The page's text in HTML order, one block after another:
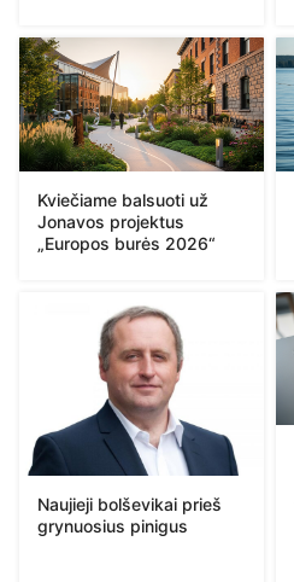
Kviečiame balsuoti už
Jonavos projektus
„Europos burės 2026“
Naujieji bolševikai prieš
grynuosius pinigus